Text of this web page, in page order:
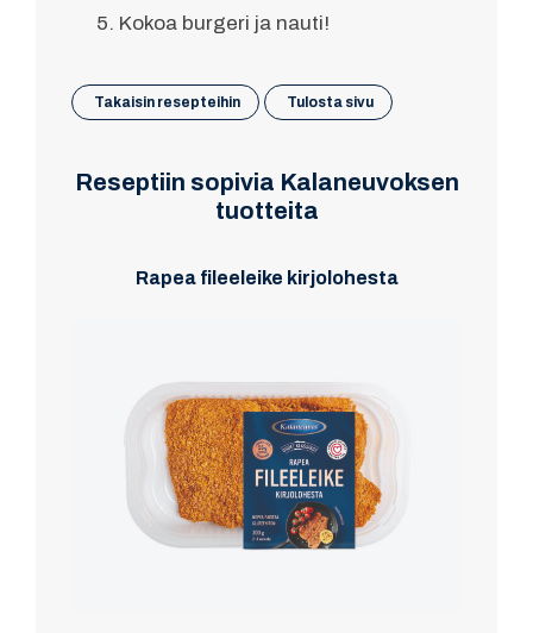
Kokoa burgeri ja nauti!
Takaisin resepteihin Tulosta sivu
Reseptiin sopivia Kalaneuvoksen
tuotteita
Rapea fileeleike kirjolohesta